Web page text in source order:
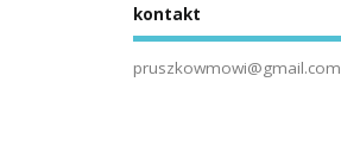
kontakt
pruszkowmowi@gmail.com